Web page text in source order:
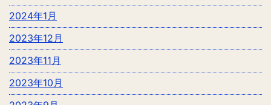
2024年1月
2023年12月
2023年11月
2023年10月